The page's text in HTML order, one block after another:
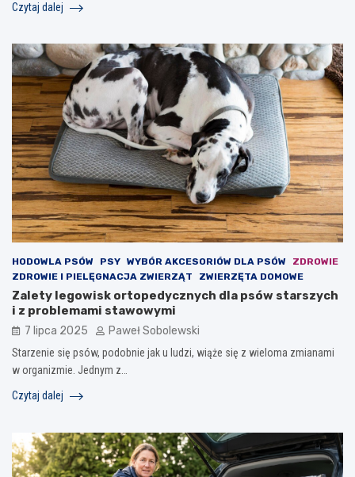
Czytaj dalej
HODOWLA PSÓW PSY WYBÓR AKCESORIÓW DLA PSÓW
ZDROWIE
ZDROWIE I PIELĘGNACJA ZWIERZĄT
ZWIERZĘTA DOMOWE
Zalety legowisk ortopedycznych dla psów starszych
i z problemami stawowymi
7 lipca 2025 Paweł Sobolewski
Starzenie się psów, podobnie jak u ludzi, wiąże się z wieloma zmianami
w organizmie. Jednym z…
Czytaj dalej